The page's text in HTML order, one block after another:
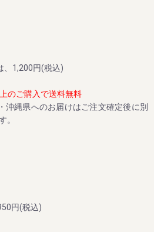
け 1.2kg。
予約スタート!!!!
リームぱんだ」の販売を再開しま
うめ、柚子、みかん味）の販売
。
すので、ぜひ和歌山特産品の冷た
、1,200円(税込)
のご購入で送料無料
沖縄県へのお届けはご注文確定後に別
。
円(税込)